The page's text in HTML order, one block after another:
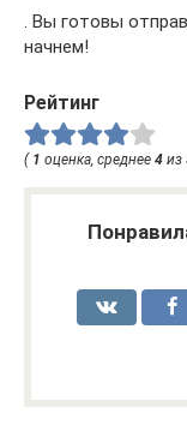
. Вы готовы
начнем!
Рейтинг
( 1 оценка, среднее 4 из